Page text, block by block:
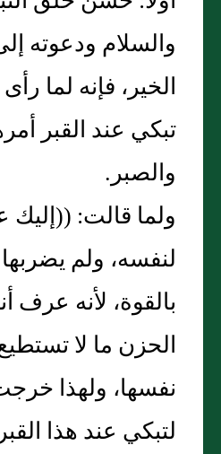
والسلام ودعوته
الخير، فإنه لما
تبكي عند القبر
والصبر.
ولما قالت: ((إليك
لنفسه، ولم
بالقوة، لأنه عرف
الحزن ما لا
نفسها، ولهذا
لتبكي عند هذا